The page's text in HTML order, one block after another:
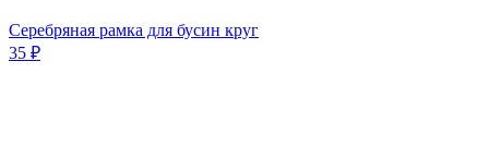
Серебряная рамка для бусин круг
35 ₽